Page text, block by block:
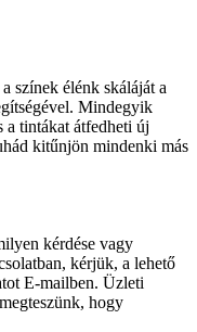
élénk skáláját a
Mindegyik
a tintákat átfedheti új
kitűnjön mindenki más
kérdése vagy
kérjük, a lehető
E-mailben. Üzleti
hogy